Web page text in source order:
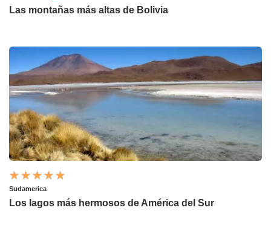
Las montañas más altas de Bolivia
Sudamerica
Los lagos más hermosos de América del Sur